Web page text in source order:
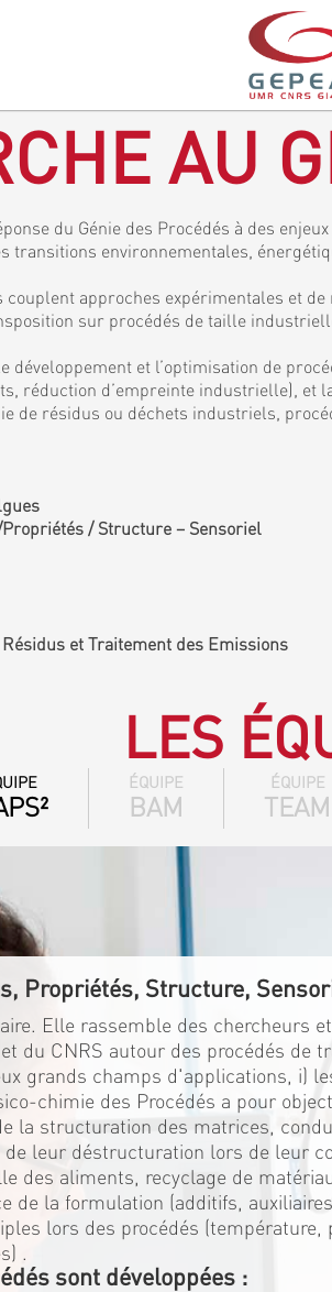
AU
du Génie des Procédés à des
transitions environnementales,
approches expérimentales et
sur procédés de taille
et l’optimisation de
réduction d’empreinte industrielle), et
de résidus ou déchets industriels,
/ Structure – Sensoriel
et Traitement des Emissions
LES
ÉQUIPE
BAM
ÉQUIPE
TEAM
Propriétés, Structure,
Elle rassemble des chercheurs
du CNRS autour des procédés de
grands champs d'applications, i)
chimie des Procédés a pour
la structuration des matrices,
leur déstructuration lors de leur
des aliments, recyclage de
de la formulation (additifs,
lors des procédés (température,
.
sont développées :